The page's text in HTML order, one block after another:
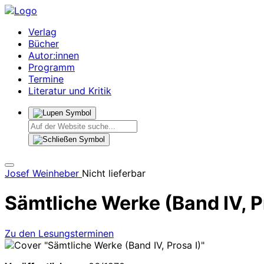
Verlag
Bücher
Autor:innen
Programm
Termine
Literatur und Kritik
Josef Weinheber Nicht lieferbar
Sämtliche Werke (Band IV,
Zu den Lesungsterminen